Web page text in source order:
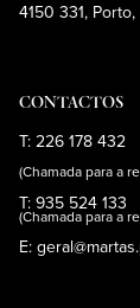
4150 331,
CONTACTOS
T: 226 178 432
(Chamada para a
T: 935 524 133
(Chamada para a
E: